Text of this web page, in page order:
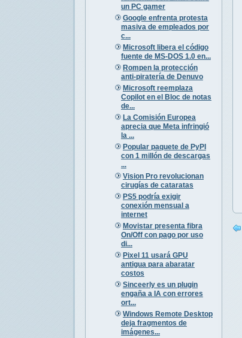
un PC gamer
Google enfrenta protesta
masiva de empleados por
c...
Microsoft libera el código
fuente de MS-DOS 1.0 en...
Rompen la protección
anti-piratería de Denuvo
Microsoft reemplaza
Copilot en el Bloc de notas
de...
La Comisión Europea
aprecia que Meta infringió
la ...
Popular paquete de PyPI
con 1 millón de descargas
...
Vision Pro revolucionan
cirugías de cataratas
PS5 podría exigir
conexión mensual a
internet
Movistar presenta fibra
On/Off con pago por uso
di...
Pixel 11 usará GPU
antigua para abaratar
costos
Sinceerly es un plugin
engaña a IA con errores
ort...
Windows Remote Desktop
deja fragmentos de
imágenes...